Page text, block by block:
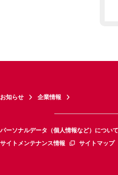
お知らせ 企業情報
パーソナルデータ（個人情報など）について
サイトメンテナンス情報
サイトマップ